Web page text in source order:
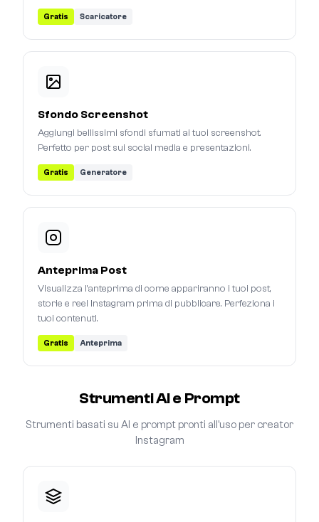
Gratis Scaricatore
Sfondo Screenshot
Aggiungi bellissimi sfondi sfumati ai tuoi screenshot.
Perfetto per post sui social media e presentazioni.
Gratis Generatore
Anteprima Post
Visualizza l'anteprima di come appariranno i tuoi post,
storie e reel Instagram prima di pubblicare. Perfeziona i
tuoi contenuti.
Gratis Anteprima
Strumenti AI e Prompt
Strumenti basati su AI e prompt pronti all'uso per creator
Instagram